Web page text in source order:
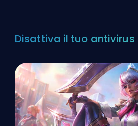
Disattiva il tuo antivirus